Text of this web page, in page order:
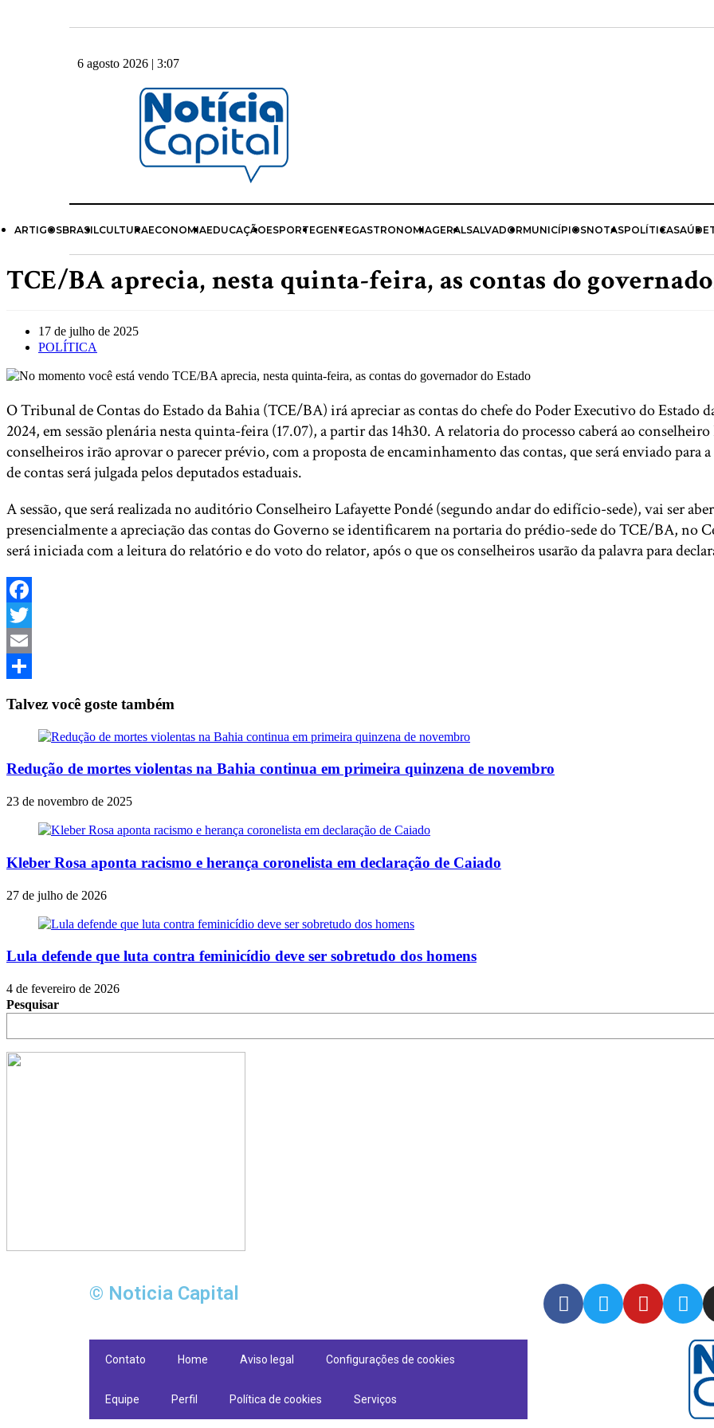
6 agosto 2026 | 3:07
ARTIGOSBRASILCULTURAECONOMIAEDUCAÇÃOESPORTEGENTEGASTRONOMIAGERALSALVADORMUNICÍPIOSNOTASPOLÍTICASAÚDE
TCE/BA aprecia, nesta quinta-feira, as contas do
17 de julho de 2025
POLÍTICA
O Tribunal de Contas do Estado da Bahia (TCE/BA) irá apreciar as contas do chefe do Poder Executivo do Estado
2024, em sessão plenária nesta quinta-feira (17.07), a partir das 14h30. A relatoria do processo caberá ao
conselheiros irão aprovar o parecer prévio, com a proposta de encaminhamento das contas, que será enviado para
de contas será julgada pelos deputados estaduais.
A sessão, que será realizada no auditório Conselheiro Lafayette Pondé (segundo andar do edifício-sede), vai ser
presencialmente a apreciação das contas do Governo se identificarem na portaria do prédio-sede do TCE/BA, no
será iniciada com a leitura do relatório e do voto do relator, após o que os conselheiros usarão da palavra para
Facebook
Twitter
Email
Talvez você goste também
Redução de mortes violentas na Bahia continua em primeira quinzena de novembro
23 de novembro de 2025
Kleber Rosa aponta racismo e herança coronelista em declaração de Caiado
27 de julho de 2026
Lula defende que luta contra feminicídio deve ser sobretudo dos homens
4 de fevereiro de 2026
Pesquisar
© Noticia Capital
Contato Home Aviso legal Configurações de cookies
Equipe Perfil Política de cookies Serviços